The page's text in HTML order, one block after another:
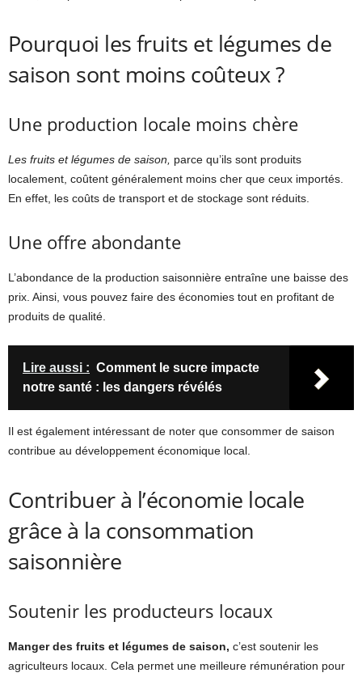
Pourquoi les fruits et légumes de
saison sont moins coûteux ?
Une production locale moins chère
Les fruits et légumes de saison,
parce qu’ils sont produits
localement, coûtent généralement moins cher que ceux importés.
En effet, les coûts de transport et de stockage sont réduits.
Une offre abondante
L’abondance de la production saisonnière entraîne une baisse des
prix. Ainsi, vous pouvez faire des économies tout en profitant de
produits de qualité.
Lire aussi : Comment le sucre impacte
notre santé : les dangers révélés
Il est également intéressant de noter que consommer de saison
contribue au développement économique local.
Contribuer à l’économie locale
grâce à la consommation
saisonnière
Soutenir les producteurs locaux
Manger des fruits et légumes de saison, c’est soutenir les
agriculteurs locaux. Cela permet une meilleure rémunération pour